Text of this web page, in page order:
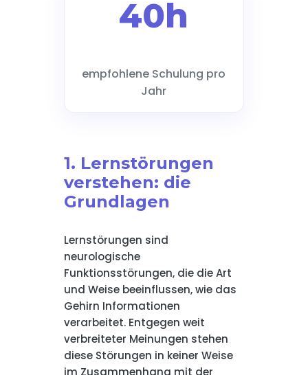
40h
empfohlene Schulung pro
Jahr
1. Lernstörungen
verstehen: die
Grundlagen
Lernstörungen sind
neurologische
Funktionsstörungen, die die Art
und Weise beeinflussen, wie das
Gehirn Informationen
verarbeitet. Entgegen weit
verbreiteter Meinungen stehen
diese Störungen in keiner Weise
im Zusammenhang mit der